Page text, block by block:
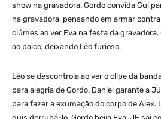
show na gravadora. Gordo convida Gui
na gravadora, pensando em armar
ciúmes ao ver Eva na festa da
ao palco, deixando Léo furioso.
Léo se descontrola ao ver o clipe da
para alegria de Gordo. Daniel garante a
para fazer a exumação do corpo de Alex.